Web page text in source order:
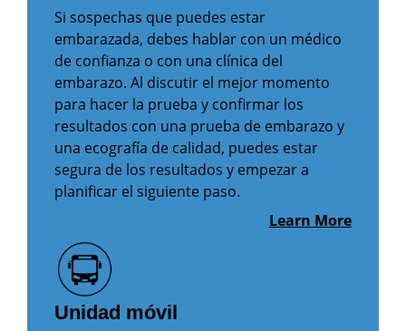
Si sospechas que puedes estar
embarazada, debes hablar con un médico
de confianza o con una clínica del
embarazo. Al discutir el mejor momento
para hacer la prueba y confirmar los
resultados con una prueba de embarazo y
una ecografía de calidad, puedes estar
segura de los resultados y empezar a
planificar el siguiente paso.
Learn More
Unidad móvil